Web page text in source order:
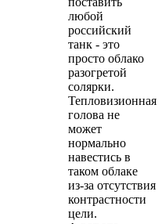
любой
российский
танк - это
просто облако
разогретой
солярки.
Тепловизионная
голова не
может
нормально
навестись в
таком облаке
из-за отсутствия
контрастности
цели.